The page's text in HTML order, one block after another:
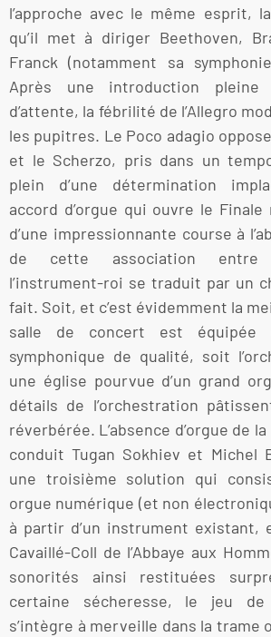
l’approche avec le même esprit,
qu’il met à diriger Beethoven,
Franck (notamment sa
Après une introduction
d’attente, la fébrilité de l’Allegro
les pupitres. Le Poco adagio
et le Scherzo, pris dans un
plein d’une détermination
accord d’orgue qui ouvre le
d’une impressionnante course à
de cette association entre
l’instrument-roi se traduit par un
fait. Soit, et c’est évidemment la
salle de concert est équipée
symphonique de qualité, soit
une église pourvue d’un grand
détails de l’orchestration
réverbérée. L’absence d’orgue de
conduit Tugan Sokhiev et Michel
une troisième solution qui
orgue numérique (et non
à partir d’un instrument existant,
Cavaillé-Coll de l’Abbaye aux
sonorités ainsi restituées
certaine sécheresse, le jeu de
s’intègre à merveille dans la trame